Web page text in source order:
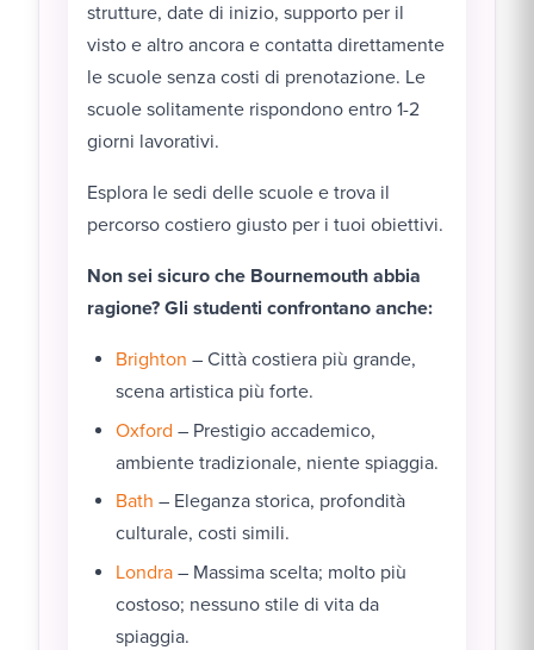
strutture, date di inizio, supporto per il
visto e altro ancora e contatta direttamente
le scuole senza costi di prenotazione. Le
scuole solitamente rispondono entro 1-2
giorni lavorativi.
Esplora le sedi delle scuole e trova il
percorso costiero giusto per i tuoi obiettivi.
Non sei sicuro che Bournemouth abbia
ragione? Gli studenti confrontano anche:
Brighton – Città costiera più grande,
scena artistica più forte.
Oxford – Prestigio accademico,
ambiente tradizionale, niente spiaggia.
Bath – Eleganza storica, profondità
culturale, costi simili.
Londra – Massima scelta; molto più
costoso; nessuno stile di vita da
spiaggia.